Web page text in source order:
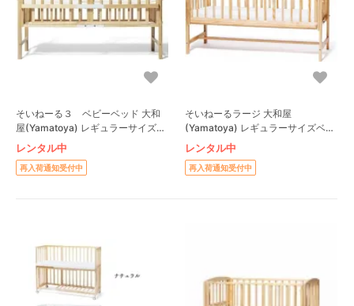
そいねーる３ ベビーベッド 大和
屋(Yamatoya) レギュラーサイズベ
ビーベッド
レンタル中
再入荷通知受付中
そいねーるラージ 大和屋
(Yamatoya) レギュラーサイズベビ
ーベッド
レンタル中
再入荷通知受付中